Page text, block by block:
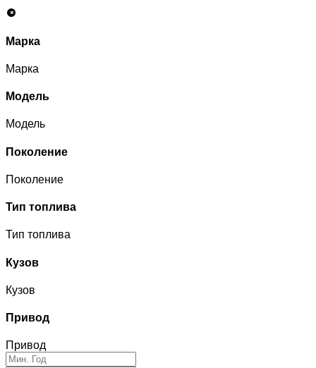
Марка
Марка
Модель
Модель
Поколение
Поколение
Тип топлива
Тип топлива
Кузов
Кузов
Привод
Привод